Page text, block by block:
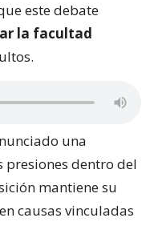
este debate
la facultad
una
presiones dentro del
mantiene su
causas vinculadas